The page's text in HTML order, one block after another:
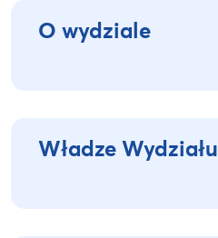
O wydziale
Władze Wydziału